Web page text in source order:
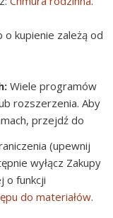
kupienie zależą od
Wiele programów
rozszerzenia. Aby
przejdź do
(upewnij
wyłącz Zakupy
o funkcji
do materiałów.